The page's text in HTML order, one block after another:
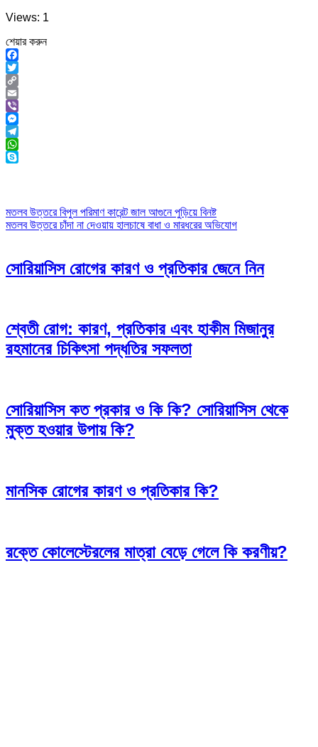
Views: 1
শেয়ার করুন
Facebook
Twitter
Copy
Link
Email
Viber
Messenger
Telegram
WhatsApp
Post
navigation
মতলব উত্তরে বিপুল পরিমাণ কারেন্ট জাল আগুনে পুড়িয়ে বিনষ্ট
মতলব উত্তরে চাঁদা না দেওয়ায় হালচাষে বাধা ও মারধরের অভিযোগ
সোরিয়াসিস রোগের কারণ ও প্রতিকার জেনে নিন
শ্বেতী রোগ: কারণ, প্রতিকার এবং হাকীম মিজানুর
রহমানের চিকিৎসা পদ্ধতির সফলতা
সোরিয়াসিস কত প্রকার ও কি কি? সোরিয়াসিস থেকে
মুক্ত হওয়ার উপায় কি?
মানসিক রোগের কারণ ও প্রতিকার কি?
রক্তে কোলেস্টেরলের মাত্রা বেড়ে গেলে কি করণীয়?